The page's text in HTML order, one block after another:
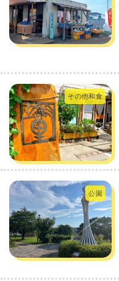
その他和食
公園